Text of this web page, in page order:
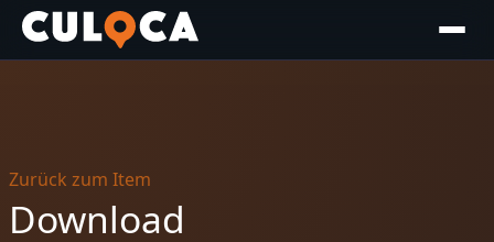
Zurück zum Item
Download